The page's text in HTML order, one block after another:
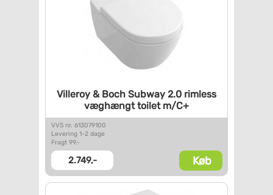
Villeroy & Boch Subway 2.0 rimless
væghængt toilet m/C+
VVS nr. 613079100
Levering 1-2 dage
Fragt 99,-
2.749,- Køb